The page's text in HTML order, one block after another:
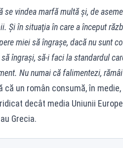
se vindea marfă multă şi, de
Şi în situaţia în care a început
miei să îngraşe, dacă nu sunt
îngraşi, să-i faci la standardul
Nu numai că falimentezi,
un român consumă, în
decât media Uniunii
Grecia.